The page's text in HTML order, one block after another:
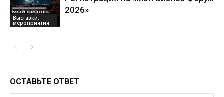
Выставки,
мероприятия
2026»
ОСТАВЬТЕ ОТВЕТ